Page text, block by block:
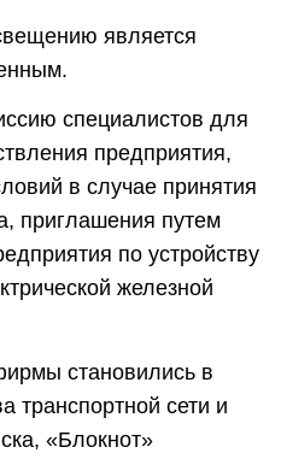
является
специалистов для
предприятия,
в случае принятия
приглашения путем
по устройству
железной
становились в
транспортной сети и
«Блокнот»